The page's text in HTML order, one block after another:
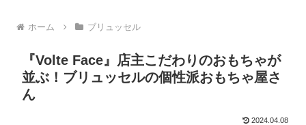
ホーム ブリュッセル
『Volte Face』店主こだわりのおもちゃが
並ぶ！ブリュッセルの個性派おもちゃ屋さ
ん
2024.04.08